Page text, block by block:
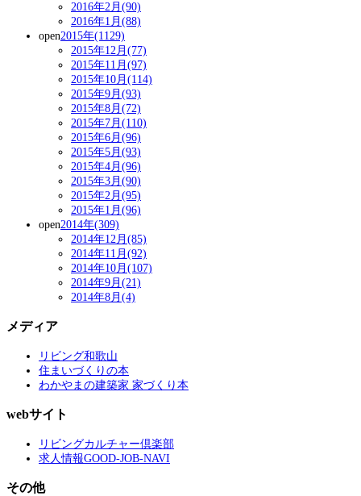
2016年2月(90)
2016年1月(88)
open2015年(1129)
2015年12月(77)
2015年11月(97)
2015年10月(114)
2015年9月(93)
2015年8月(72)
2015年7月(110)
2015年6月(96)
2015年5月(93)
2015年4月(96)
2015年3月(90)
2015年2月(95)
2015年1月(96)
open2014年(309)
2014年12月(85)
2014年11月(92)
2014年10月(107)
2014年9月(21)
2014年8月(4)
メディア
リビング和歌山
住まいづくりの本
わかやまの建築家 家づくり本
webサイト
リビングカルチャー倶楽部
求人情報GOOD-JOB-NAVI
その他